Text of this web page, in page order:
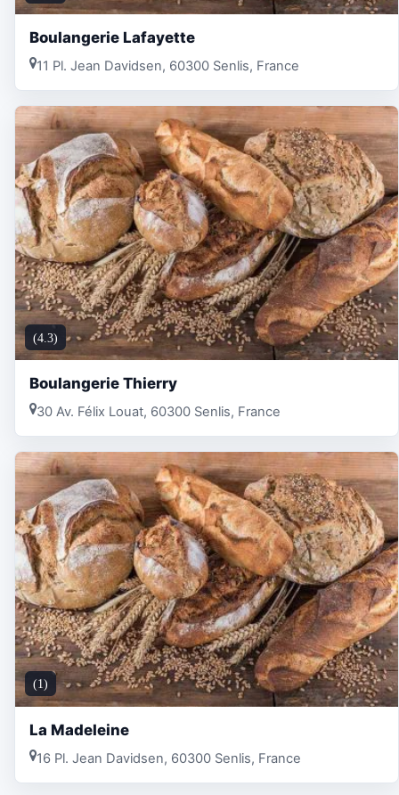
Boulangerie Lafayette
11 Pl. Jean Davidsen, 60300 Senlis, France
(4.3)
Boulangerie Thierry
30 Av. Félix Louat, 60300 Senlis, France
(1)
La Madeleine
16 Pl. Jean Davidsen, 60300 Senlis, France